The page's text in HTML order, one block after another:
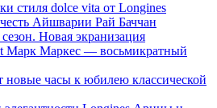
стиля dolce vita от Longines
Айшварии Рай Баччан
Новая экранизация
Марк Маркес — восьмикратный
новые часы к юбилею классической